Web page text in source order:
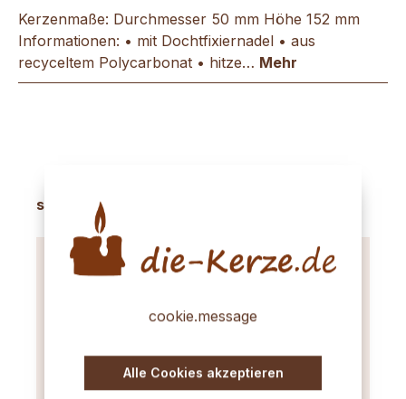
Kerzenmaße: Durchmesser 50 mm Höhe 152 mm
Informationen: • mit Dochtfixiernadel • aus
recyceltem Polycarbonat • hitze… Mehr
Produktgalerie überspringen
sinnvolles Zubehör
cookie.message
Alle Cookies akzeptieren